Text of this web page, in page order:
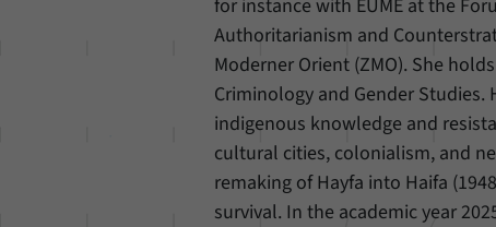
for instance with EUME at the
Authoritarianism and
Moderner Orient (ZMO). She
Criminology and Gender
indigenous knowledge and
cultural cities, colonialism, and
remaking of Hayfa into Haifa
survival. In the academic year